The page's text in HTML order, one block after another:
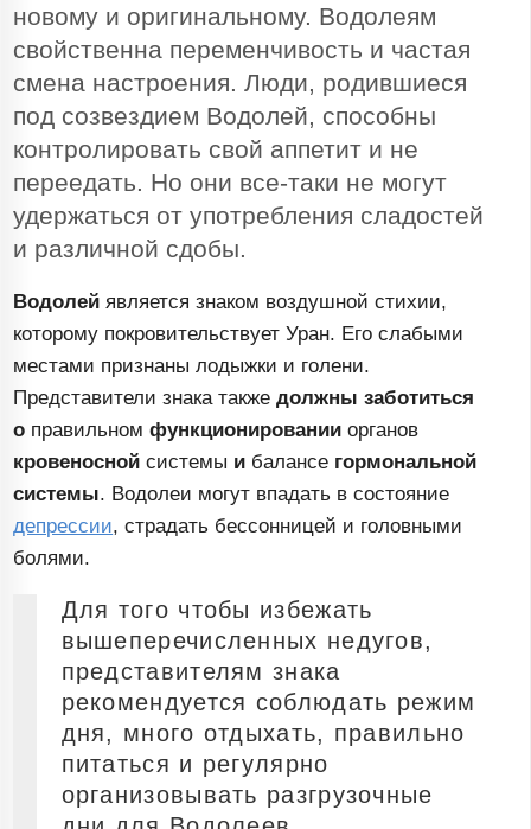
новому и оригинальному. Водолеям
свойственна переменчивость и частая
смена настроения. Люди, родившиеся
под созвездием Водолей, способны
контролировать свой аппетит и не
переедать. Но они все-таки не могут
удержаться от употребления сладостей
и различной сдобы.
Водолей является знаком воздушной стихии,
которому покровительствует Уран. Его слабыми
местами признаны лодыжки и голени.
Представители знака такжедолжны заботиться
о правильномфункционировании органов
кровеносной системы и балансе гормональной
системы. Водолеи могут впадать в состояние
депрессии, страдать бессонницей и головными
болями.
Для того чтобы избежать
вышеперечисленных недугов,
представителям знака
рекомендуется соблюдать режим
дня, много отдыхать, правильно
питаться и регулярно
организовывать разгрузочные